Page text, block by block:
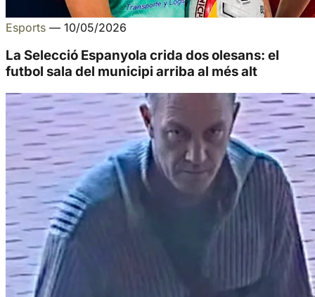
Esports — 10/05/2026
La Selecció Espanyola crida dos olesans: el
futbol sala del municipi arriba al més alt